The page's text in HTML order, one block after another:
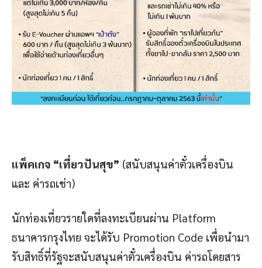
แพ็คเกจ “เที่ยวปันสุข” (สนับสนุนค่าตั๋วเครื่องบิน
และ ค่ารถเช่า)
นักท่องเที่ยวรายใดที่ลงทะเบียนผ่าน Platform
ธนาคารกรุงไทย จะได้รับ Promotion Code เพื่อนำมา
รับสิทธิ์ที่รัฐจะสนับสนุนค่าตั๋วเครื่องบิน ค่ารถโดยสาร